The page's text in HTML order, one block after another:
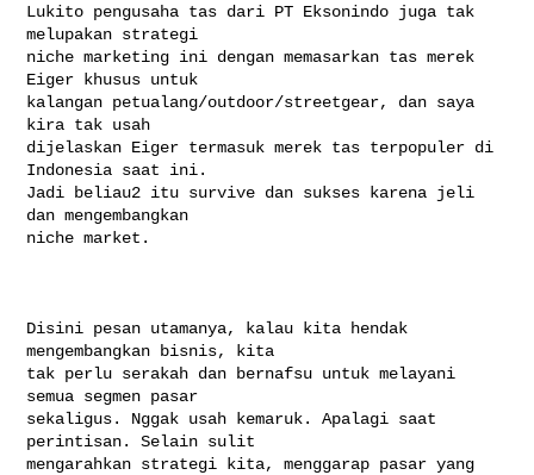
Lukito pengusaha tas dari PT Eksonindo juga tak
melupakan strategi
niche marketing ini dengan memasarkan tas merek
Eiger khusus untuk
kalangan petualang/outdoor/streetgear, dan saya
kira tak usah
dijelaskan Eiger termasuk merek tas terpopuler di
Indonesia saat ini.
Jadi beliau2 itu survive dan sukses karena jeli
dan mengembangkan
niche market.
Disini pesan utamanya, kalau kita hendak
mengembangkan bisnis, kita
tak perlu serakah dan bernafsu untuk melayani
semua segmen pasar
sekaligus. Nggak usah kemaruk. Apalagi saat
perintisan. Selain sulit
mengarahkan strategi kita, menggarap pasar yang